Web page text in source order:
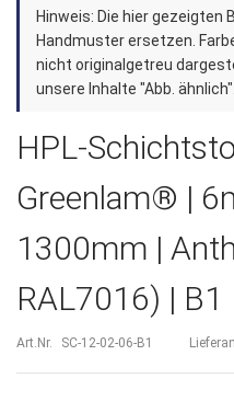
Anfang
der
Bildergalerie
Hinweis: Die hier gezeigten
Handmuster ersetzen.
nicht originalgetreu
unsere Inhalte "Abb. ähnlich".
HPL-
Greenlam® |
1300mm |
RAL7016) | B1
Art.Nr. SC-12-02-06-B1